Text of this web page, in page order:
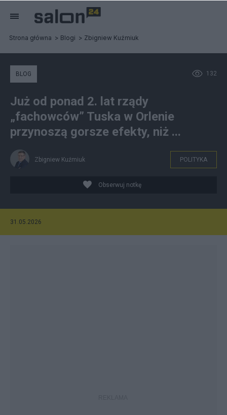
Strona główna Blogi Zbigniew Kuźmiuk
132
BLOG
Już od ponad 2. lat rządy
„fachowców” Tuska w Orlenie
przynoszą gorsze efekty, niż ...
Zbigniew Kuźmiuk POLITYKA
Obserwuj notkę
31.05.2026